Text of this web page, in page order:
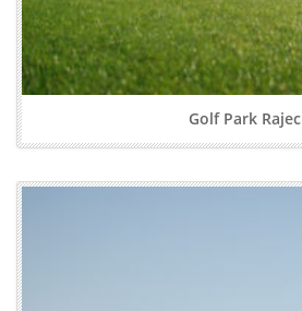
Golf Park Rajec